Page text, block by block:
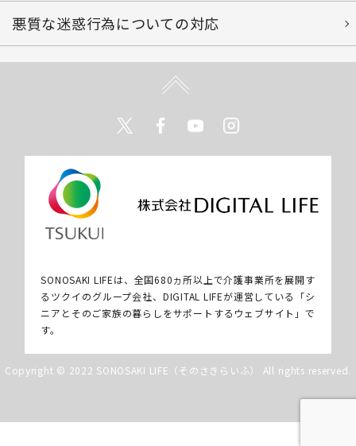
悪質な迷惑行為についての対応
TwitterFacebookYoutube
SONOSAKI LIFEは、全国680ヵ所以上で介護事業所を展開す
るツクイのグループ会社、DIGITAL LIFEが運営している「シ
ニアとそのご家族の暮らしをサポートするウェブサイト」で
す。
Copyright © 2022 SONOSAKI LIFE（そのさきらいふ） All rights reserved.